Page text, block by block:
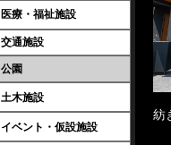
医療・福祉施設
交通施設
公園
土木施設
イベント・仮設施設
紡